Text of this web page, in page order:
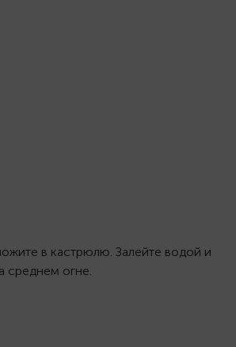
в кастрюлю. Залейте водой и
среднем огне.